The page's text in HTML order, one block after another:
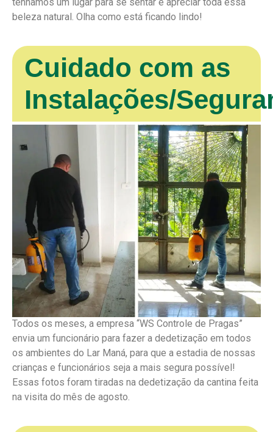
tenhamos um lugar para se sentar e apreciar toda essa
beleza natural. Olha como está ficando lindo!
Cuidado com as
Instalações/
Todos os meses, a empresa “WS Controle de Pragas”
envia um funcionário para fazer a dedetização em todos
os ambientes do Lar Maná, para que a estadia de nossas
crianças e funcionários seja a mais segura possível!
Essas fotos foram tiradas na dedetização da cantina feita
na visita do mês de agosto.